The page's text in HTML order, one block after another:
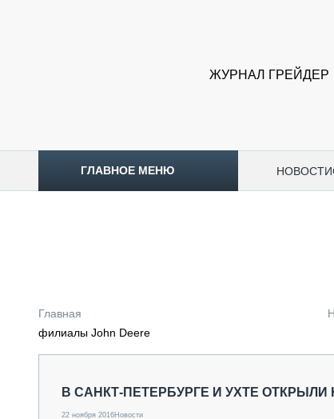
ЖУРНАЛ ГРЕЙДЕР
ГЛАВНОЕ МЕНЮ НОВОСТИ
ОБЗОР РЫНКА
ГРУЗОПЕРЕВОЗКИ
Главная
филиалы John Deere
В САНКТ-ПЕТЕРБУРГЕ И УХТЕ ОТКРЫЛИ
22 ноября 2016Новости